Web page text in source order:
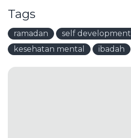
Tags
ramadan
self development
kesehatan mental
ibadah